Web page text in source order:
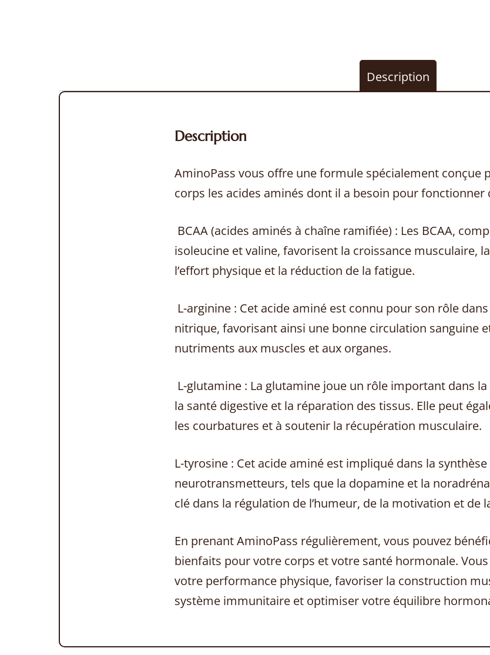
Description
Description
AminoPass vous offre une formule spécialement conçue
corps les acides aminés dont il a besoin pour fonctionner
BCAA (acides aminés à chaîne ramifiée) : Les BCAA,
isoleucine et valine, favorisent la croissance musculaire,
l’effort physique et la réduction de la fatigue.
L-arginine : Cet acide aminé est connu pour son rôle
nitrique, favorisant ainsi une bonne circulation sanguine
nutriments aux muscles et aux organes.
L-glutamine : La glutamine joue un rôle important dans
la santé digestive et la réparation des tissus. Elle peut
les courbatures et à soutenir la récupération musculaire.
L-tyrosine : Cet acide aminé est impliqué dans la synthèse
neurotransmetteurs, tels que la dopamine et la
clé dans la régulation de l’humeur, de la motivation et de
En prenant AminoPass régulièrement, vous pouvez
bienfaits pour votre corps et votre santé hormonale.
votre performance physique, favoriser la construction
système immunitaire et optimiser votre équilibre